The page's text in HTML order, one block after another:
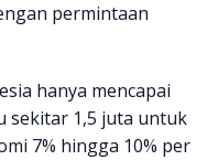
permintaan
hanya mencapai
sekitar 1,5 juta untuk
7% hingga 10% per